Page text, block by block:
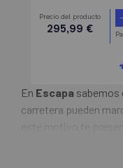
En Escapa sabemos
carretera pueden
innovadora y con